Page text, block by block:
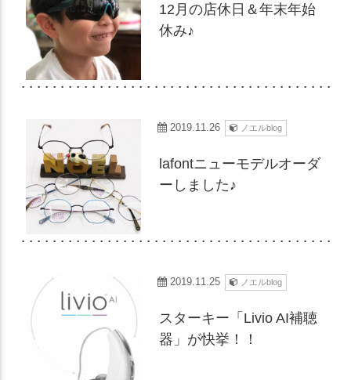
12月の店休日＆年末年始
休み♪
2019.11.26 ノエルblog
lafontニューモデルオーダ
ーしました♪
2019.11.25 ノエルblog
スターキー「Livio AI補聴
器」が快挙！！